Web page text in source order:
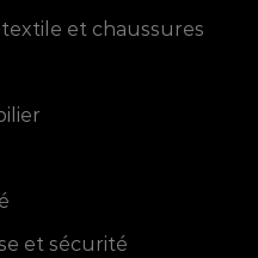
textile et chaussures
et sécurité